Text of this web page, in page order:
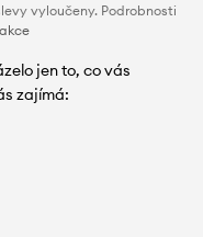
vyloučeny. Podrobnosti
jen to, co vás
zajímá: